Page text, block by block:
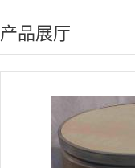
产品展厅